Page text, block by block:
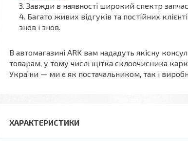
Завжди в наявності широкий спектр
Багато живих відгуків та постійних
знов і знов.
В автомагазині ARK вам нададуть якісну
товарам, у тому числі щітка склоочисника
України — ми є як постачальником, так і
ХАРАКТЕРИСТИКИ